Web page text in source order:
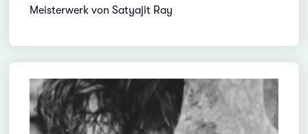
Meisterwerk von Satyajit Ray